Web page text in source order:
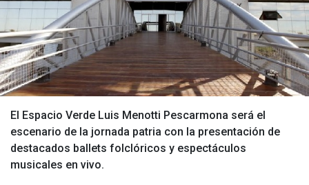
El Espacio Verde Luis Menotti Pescarmona será el
escenario de la jornada patria con la presentación de
destacados ballets folclóricos y espectáculos
musicales en vivo.